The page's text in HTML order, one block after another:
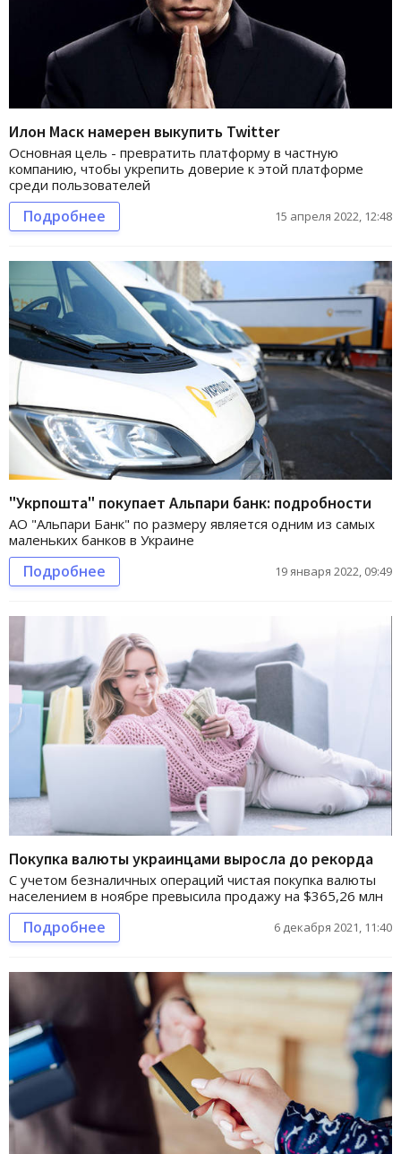
Илон Маск намерен выкупить Twitter
Основная цель - превратить платформу в частную
компанию, чтобы укрепить доверие к этой платформе
среди пользователей
Подробнее 15 апреля 2022, 12:48
"Укрпошта" покупает Альпари банк: подробности
АО "Альпари Банк" по размеру является одним из самых
маленьких банков в Украине
Подробнее 19 января 2022, 09:49
Покупка валюты украинцами выросла до рекорда
С учетом безналичных операций чистая покупка валюты
населением в ноябре превысила продажу на $365,26 млн
Подробнее 6 декабря 2021, 11:40